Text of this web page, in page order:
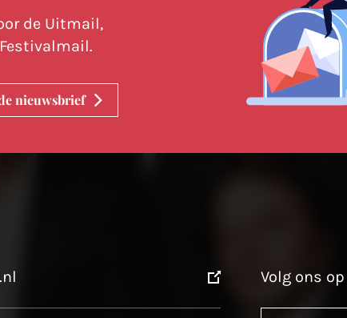
de Uitmail,
nieuwsbrief
Volg ons op